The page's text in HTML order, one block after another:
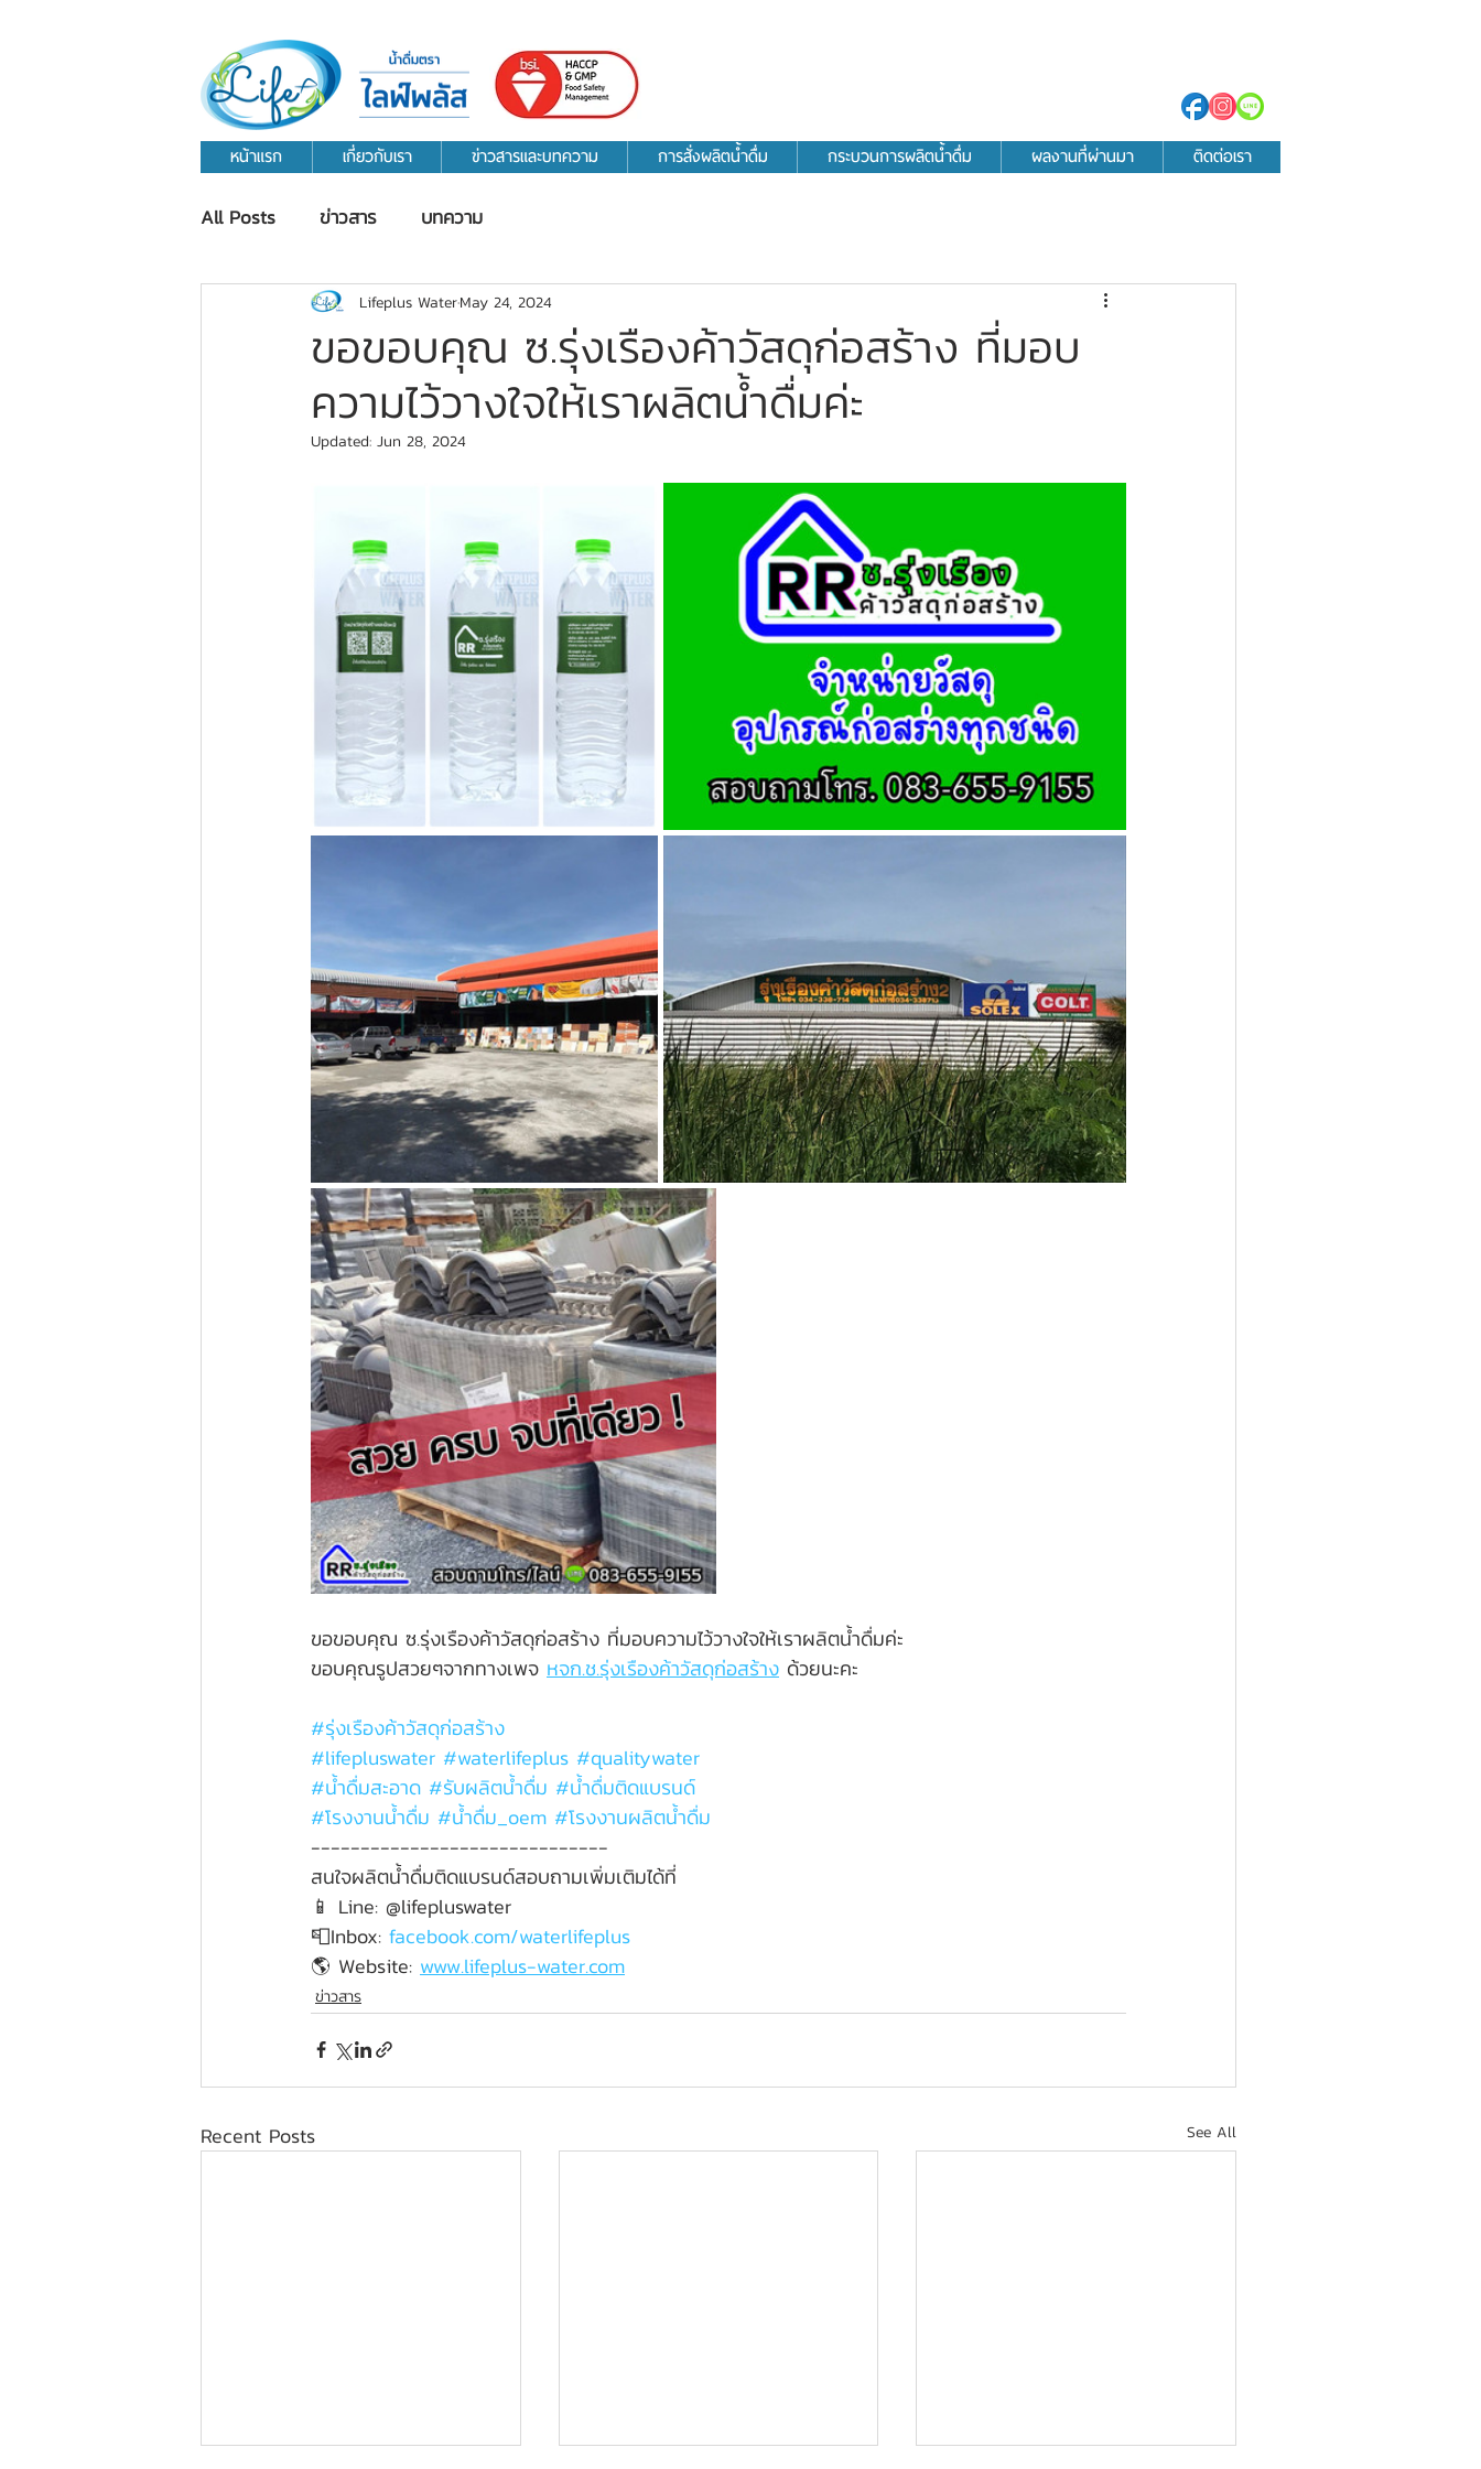
หน้าแรก เกี่ยวกับเรา ข่าวสารและบทความ การสั่งผลิตน้ำดื่ม กระบวนการผลิตน้ำดื่ม ผลงานที่ผ่านมา ติดต่อเรา
All Posts ข่าวสาร บทความ
ขอขอบคุณ ซ.รุ่งเรืองค้าวัสดุก่อสร้าง ที่มอบ
ความไว้วางใจให้เราผลิตน้ำดื่มค่ะ
Lifeplus WaterMay 24, 2024
Updated: Jun 28, 2024
ขอขอบคุณ ซ.รุ่งเรืองค้าวัสดุก่อสร้าง ที่มอบความไว้วางใจให้เราผลิตน้ำดื่มค่ะ
ขอบคุณรูปสวยๆจากทางเพจ หจก.ช.รุ่งเรืองค้าวัสดุก่อสร้าง ด้วยนะคะ
#รุ่งเรืองค้าวัสดุก่อสร้าง
#lifepluswater #waterlifeplus #qualitywater
#น้ำดื่มสะอาด #รับผลิตน้ำดื่ม #น้ำดื่มติดแบรนด์
#โรงงานน้ำดื่ม #น้ำดื่ม_oem #โรงงานผลิตน้ำดื่ม
------------------------------
สนใจผลิตน้ำดื่มติดแบรนด์สอบถามเพิ่มเติมได้ที่
📱 Line: @lifepluswater
📮Inbox: facebook.com/waterlifeplus
🌎 Website: www.lifeplus-water.com
ข่าวสาร
Recent Posts See All